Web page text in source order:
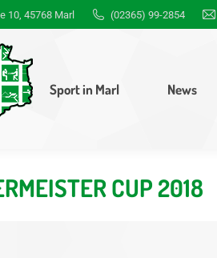
10, 45768 Marl (02365) 99-2854
Sport in Marl News
CUP 2018